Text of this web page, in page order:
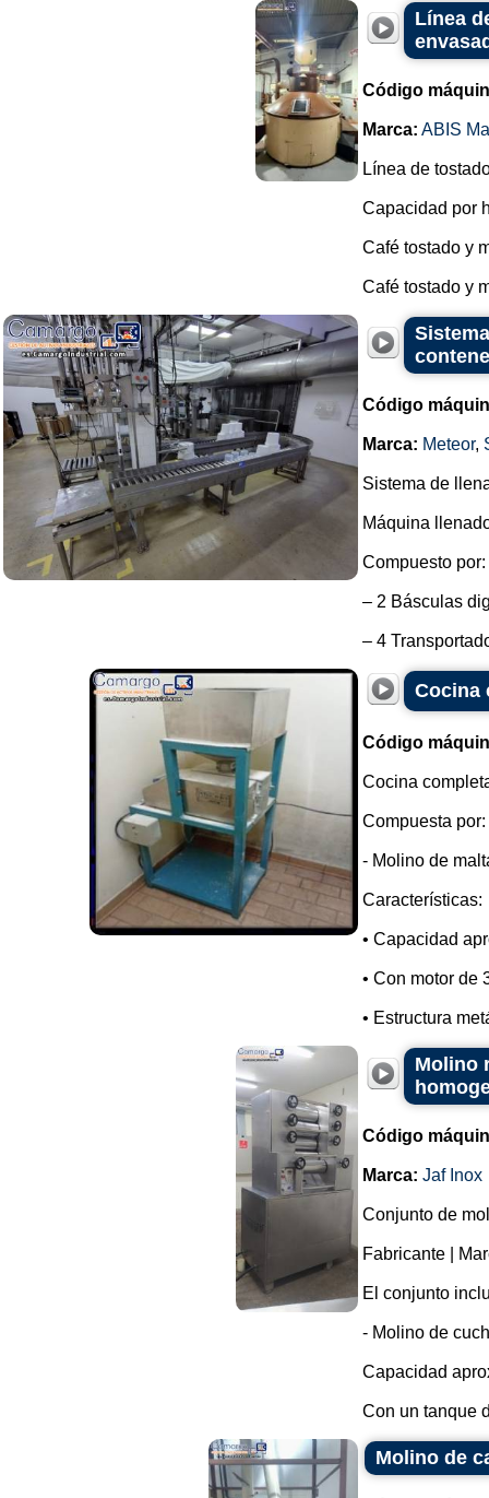
Línea
Código
Marca: ABIS
Línea de
Capacidad por
Café tostado y
Café tostado y
Código
Marca: Meteor,
Sistema de
Máquina
Compuesto por:
– 2 Básculas
– 4
Cocina
Código
Cocina
Compuesta por:
- Molino de
Características:
• Capacidad
• Con motor de
• Estructura
Molino
Código
Marca: Jaf Inox
Conjunto de
Fabricante |
El conjunto
- Molino de
Capacidad
Con un tanque
Molino de